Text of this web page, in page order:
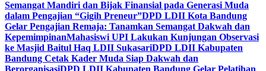
Semangat Mandiri dan Bijak Finansial pada Generasi Muda
dalam Pengajian “Gigih Preneur”DPD LDII Kota Bandung
Gelar Pengajian Remaja: Tanamkan Semangat Dakwah dan
KepemimpinanMahasiswi UPI Lakukan Kunjungan Observasi
ke Masjid Baitul Haq LDII SukasariDPD LDII Kabupaten
Bandung Cetak Kader Muda Siap Dakwah dan